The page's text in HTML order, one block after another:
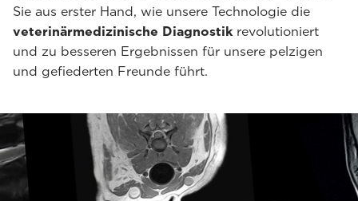
Sie aus erster Hand, wie unsere Technologie die
veterinärmedizinische Diagnostikrevolutioniert
und zu besseren Ergebnissen für unsere pelzigen
und gefiederten Freunde führt.